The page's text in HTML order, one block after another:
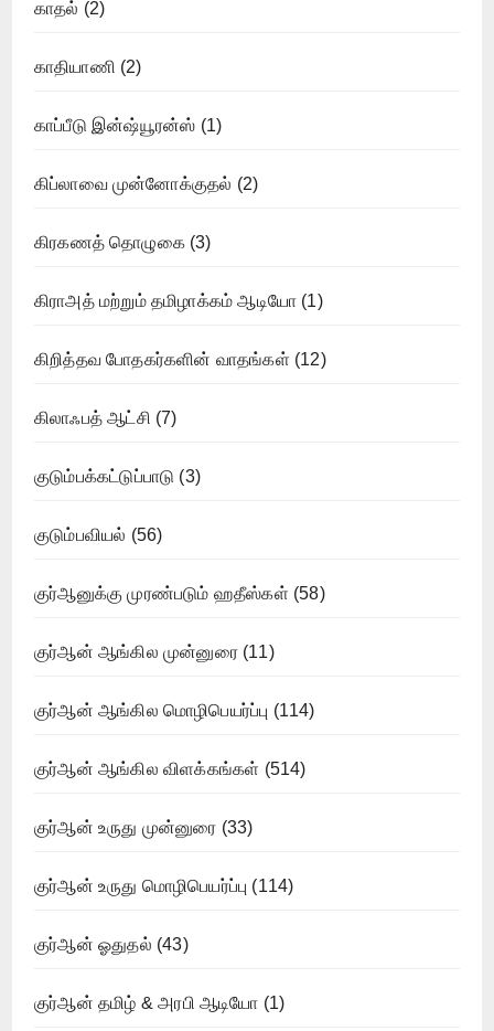
காதல் (2)
காதியாணி (2)
காப்பீடு இன்ஷ்யூரன்ஸ் (1)
கிப்லாவை முன்னோக்குதல் (2)
கிரகணத் தொழுகை(3)
கிராஅத் மற்றும் தமிழாக்கம் ஆடியோ (1)
கிறித்தவ போதகர்களின் வாதங்கள் (12)
கிலாஃபத் ஆட்சி (7)
குடும்பக்கட்டுப்பாடு (3)
குடும்பவியல் (56)
குர்ஆனுக்கு முரண்படும் ஹதீஸ்கள் (58)
குர்ஆன் ஆங்கில முன்னுரை(11)
குர்ஆன் ஆங்கில மொழிபெயர்ப்பு (114)
குர்ஆன் ஆங்கில விளக்கங்கள் (514)
குர்ஆன் உருது முன்னுரை (33)
குர்ஆன் உருது மொழிபெயர்ப்பு (114)
குர்ஆன் ஓதுதல் (43)
குர்ஆன் தமிழ் & அரபி ஆடியோ (1)